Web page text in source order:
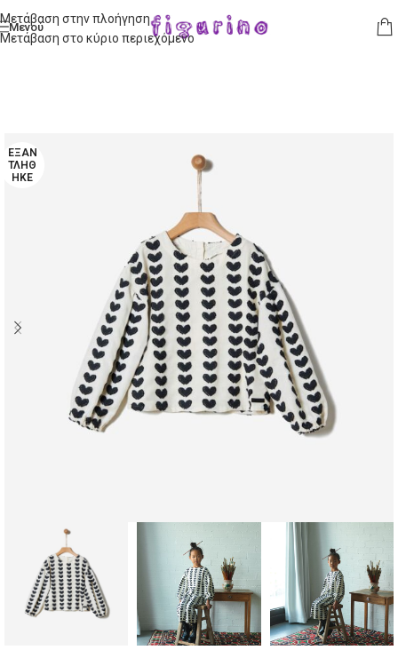
Μετάβαση στην πλοήγηση
Μετάβαση στο κύριο περιεχόμενο
Μενού
ΕΞΑΝ
ΤΛΉΘ
ΗΚΕ